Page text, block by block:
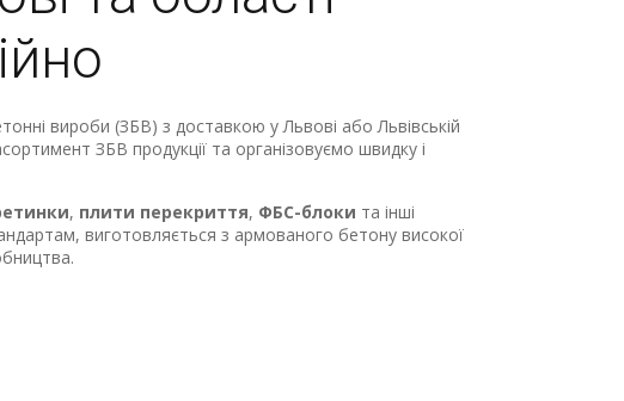
вироби (ЗБВ) з доставкою у Львові або Львівській
ЗБВ продукції та організовуємо швидку і
, плити перекриття, ФБС-блоки та інші
виготовляється з армованого бетону високої